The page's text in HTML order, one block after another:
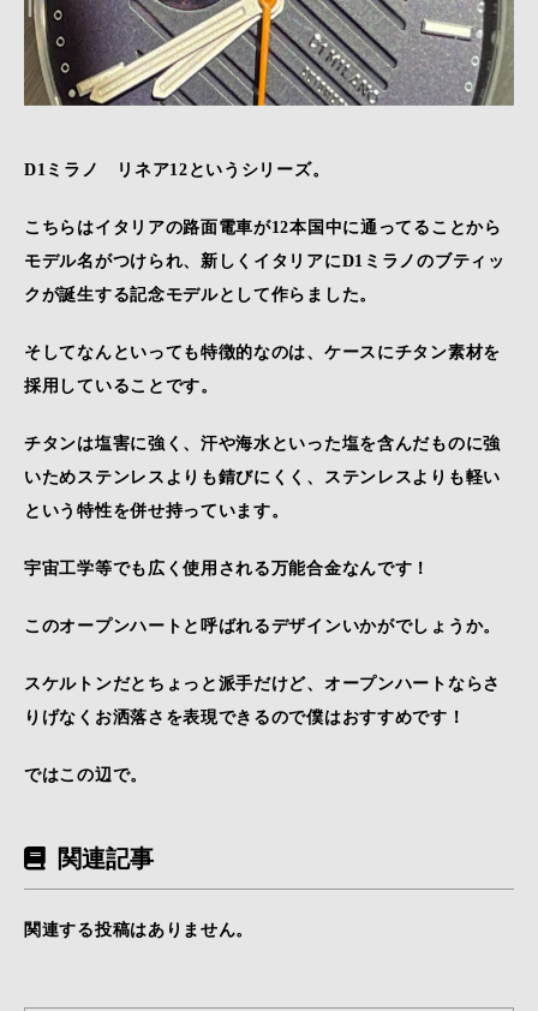
D1ミラノ リネア12というシリーズ。
こちらはイタリアの路面電車が12本国中に通ってることから
モデル名がつけられ、新しくイタリアにD1ミラノのブティッ
クが誕生する記念モデルとして作らました。
そしてなんといっても特徴的なのは、ケースにチタン素材を
採用していることです。
チタンは塩害に強く、汗や海水といった塩を含んだものに強
いためステンレスよりも錆びにくく、ステンレスよりも軽い
という特性を併せ持っています。
宇宙工学等でも広く使用される万能合金なんです！
このオープンハートと呼ばれるデザインいかがでしょうか。
スケルトンだとちょっと派手だけど、オープンハートならさ
りげなくお洒落さを表現できるので僕はおすすめです！
ではこの辺で。
関連記事
関連する投稿はありません。